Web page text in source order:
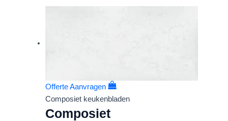
Offerte Aanvragen
Composiet keukenbladen
Composiet